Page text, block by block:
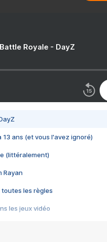
Royale - DayZ
13 ans (et vous l'avez ignoré)
(littéralement)
Rayan
toutes les règles
les jeux vidéo